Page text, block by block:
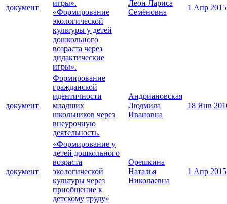
документ
игры».
«Формирование
экологической
культуры у детей
дошкольного
возраста через
дидактические
игры».
Леон Лариса
Семёновна
1 Апр 2015
документ
Формирование
гражданской
идентичности
младших
школьников через
внеурочную
деятельность.
Андриановская
Людмила
Ивановна
18 Янв
документ
«Формирование у
детей дошкольного
возраста
экологической
культуры через
приобщение к
детскому труду»
Орешкина
Наталья
Николаевна
1 Апр 2015